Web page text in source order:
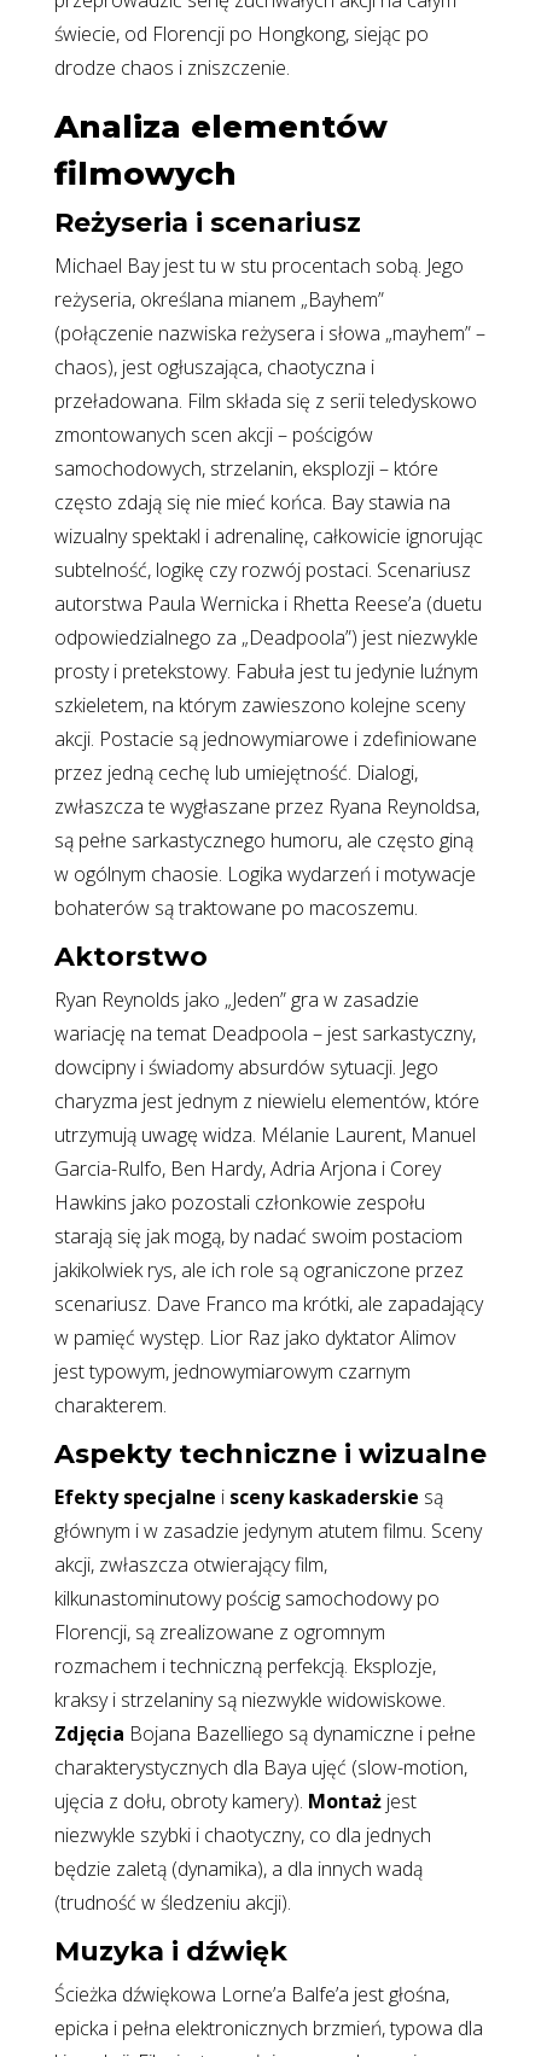
świecie, od Florencji po Hongkong, siejąc po
drodze chaos i zniszczenie.
Analiza elementów
filmowych
Reżyseria i scenariusz
Michael Bay jest tu w stu procentach sobą. Jego
reżyseria, określana mianem „Bayhem”
(połączenie nazwiska reżysera i słowa „mayhem” –
chaos), jest ogłuszająca, chaotyczna i
przeładowana. Film składa się z serii teledyskowo
zmontowanych scen akcji – pościgów
samochodowych, strzelanin, eksplozji – które
często zdają się nie mieć końca. Bay stawia na
wizualny spektakl i adrenalinę, całkowicie ignorując
subtelność, logikę czy rozwój postaci. Scenariusz
autorstwa Paula Wernicka i Rhetta Reese’a (duetu
odpowiedzialnego za „Deadpoola”) jest niezwykle
prosty i pretekstowy. Fabuła jest tu jedynie luźnym
szkieletem, na którym zawieszono kolejne sceny
akcji. Postacie są jednowymiarowe i zdefiniowane
przez jedną cechę lub umiejętność. Dialogi,
zwłaszcza te wygłaszane przez Ryana Reynoldsa,
są pełne sarkastycznego humoru, ale często giną
w ogólnym chaosie. Logika wydarzeń i motywacje
bohaterów są traktowane po macoszemu.
Aktorstwo
Ryan Reynolds jako „Jeden” gra w zasadzie
wariację na temat Deadpoola – jest sarkastyczny,
dowcipny i świadomy absurdów sytuacji. Jego
charyzma jest jednym z niewielu elementów, które
utrzymują uwagę widza. Mélanie Laurent, Manuel
Garcia-Rulfo, Ben Hardy, Adria Arjona i Corey
Hawkins jako pozostali członkowie zespołu
starają się jak mogą, by nadać swoim postaciom
jakikolwiek rys, ale ich role są ograniczone przez
scenariusz. Dave Franco ma krótki, ale zapadający
w pamięć występ. Lior Raz jako dyktator Alimov
jest typowym, jednowymiarowym czarnym
charakterem.
Aspekty techniczne i wizualne
Efekty specjalne i sceny kaskaderskie są
głównym i w zasadzie jedynym atutem filmu. Sceny
akcji, zwłaszcza otwierający film,
kilkunastominutowy pościg samochodowy po
Florencji, są zrealizowane z ogromnym
rozmachem i techniczną perfekcją. Eksplozje,
kraksy i strzelaniny są niezwykle widowiskowe.
Zdjęcia Bojana Bazelliego są dynamiczne i pełne
charakterystycznych dla Baya ujęć (slow-motion,
ujęcia z dołu, obroty kamery). Montażjest
niezwykle szybki i chaotyczny, co dla jednych
będzie zaletą (dynamika), a dla innych wadą
(trudność w śledzeniu akcji).
Muzyka i dźwięk
Ścieżka dźwiękowa Lorne’a Balfe’a jest głośna,
epicka i pełna elektronicznych brzmień, typowa dla